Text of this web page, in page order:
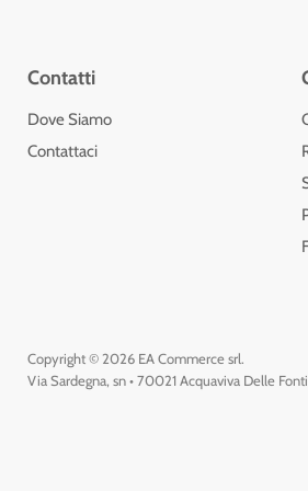
Contatti
Dove Siamo
Contattaci
Copyright © 2026 EA Commerce srl.
Via Sardegna, sn • 70021 Acquaviva Delle